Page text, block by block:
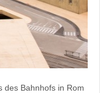
des Bahnhofs in Rom